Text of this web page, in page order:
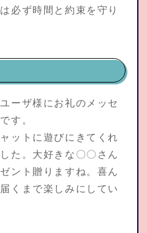
必ず時間と約束を守り
ーザ様にお礼のメッセ
す。
ットに遊びにきてくれ
た。大好きな〇〇さん
ント贈りますね。喜ん
くまで楽しみにしてい